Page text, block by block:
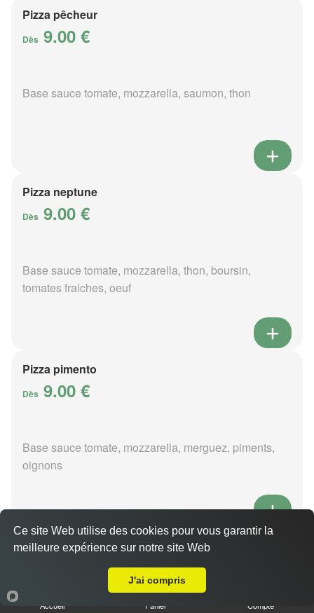
Pizza pêcheur
Dès 9.00 €
Base sauce tomate, mozzarella, saumon, thon
Pizza neptune
Dès 9.00 €
Base sauce tomate, mozzarella, thon, boursin,
tomates fraiches, oeuf
Pizza pimento
Dès 9.00 €
Base sauce tomate, mozzarella, merguez, piments,
oignons
Pizza poivre
Accueil Panier Compte
Ce site Web utilise des cookies pour vous garantir la
meilleure expérience sur notre site Web
J'ai compris